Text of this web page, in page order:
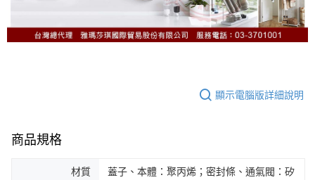
顯示電腦版詳細說明
商品規格
材質
蓋子、本體：聚丙烯；密封條、通氣閥：矽